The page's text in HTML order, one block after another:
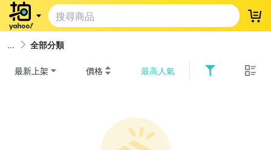
登
全部分類
最新上架 價格 最高人氣